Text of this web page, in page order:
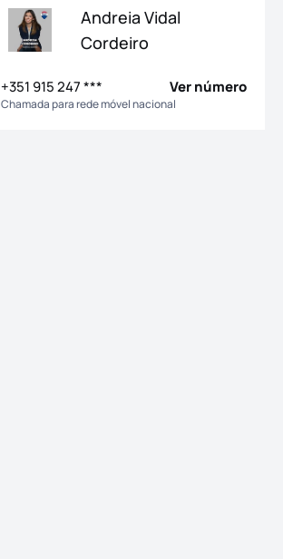
Andreia Vidal
Cordeiro
+351 915 247 *** Ver número
Chamada para rede móvel nacional